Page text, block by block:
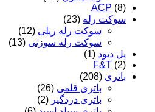
ACP (8)
سوکت رله (23)
سوکت رله ریلی (12)
سوکت رله سوزنی (13)
پل دیود (1)
F&T (2)
باتری (208)
باتری قلمی (26)
باتری دزدگیر (2)